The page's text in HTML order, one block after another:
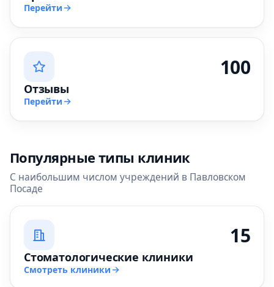
Перейти
100
Отзывы
Перейти
Популярные типы клиник
С наибольшим числом учреждений в Павловском
Посаде
15
Стоматологические клиники
Смотреть клиники